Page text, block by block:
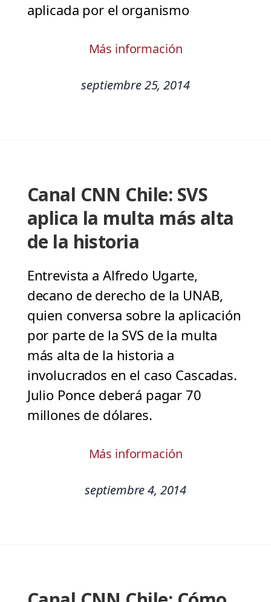
aplicada por el organismo
Más información
septiembre 25, 2014
Canal CNN Chile: SVS
aplica la multa más alta
de la historia
Entrevista a Alfredo Ugarte,
decano de derecho de la UNAB,
quien conversa sobre la aplicación
por parte de la SVS de la multa
más alta de la historia a
involucrados en el caso Cascadas.
Julio Ponce deberá pagar 70
millones de dólares.
Más información
septiembre 4, 2014